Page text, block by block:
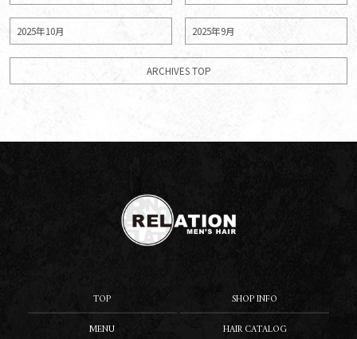
2025年10月 2025年9月
ARCHIVES TOP
TOP
SHOP INFO
MENU
HAIR CATALOG